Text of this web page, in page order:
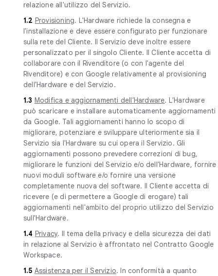
relazione all'utilizzo del Servizio.
1.2 Provisioning. L'Hardware richiede la consegna e
l'installazione e deve essere configurato per funzionare
sulla rete del Cliente. Il Servizio deve inoltre essere
personalizzato per il singolo Cliente. Il Cliente accetta di
collaborare con il Rivenditore (o con l'agente del
Rivenditore) e con Google relativamente al provisioning
dell'Hardware e del Servizio.
1.3 Modifica e aggiornamenti dell'Hardware. L'Hardware
può scaricare e installare automaticamente aggiornamenti
da Google. Tali aggiornamenti hanno lo scopo di
migliorare, potenziare e sviluppare ulteriormente sia il
Servizio sia l'Hardware su cui opera il Servizio. Gli
aggiornamenti possono prevedere correzioni di bug,
migliorare le funzioni del Servizio e/o dell'Hardware, fornire
nuovi moduli software e/o fornire una versione
completamente nuova del software. Il Cliente accetta di
ricevere (e di permettere a Google di erogare) tali
aggiornamenti nell'ambito del proprio utilizzo del Servizio
sull'Hardware.
1.4 Privacy. Il tema della privacy e della sicurezza dei dati
in relazione al Servizio è affrontato nel Contratto Google
Workspace.
1.5 Assistenza per il Servizio. In conformità a quanto